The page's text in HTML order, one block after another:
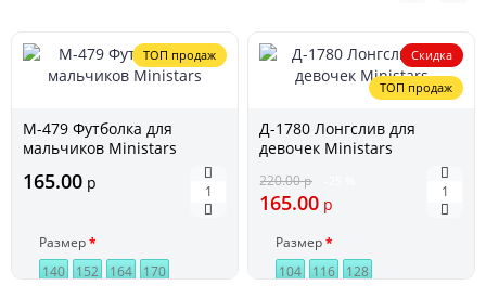
ТОП продаж
М-479 Футболка для
мальчиков Ministars
165.00 р
Размер
140
152 164 170
Скидка
ТОП продаж
Д-1780 Лонгслив для
девочек Ministars
220.00р
165.00 р
Размер
104
116 128